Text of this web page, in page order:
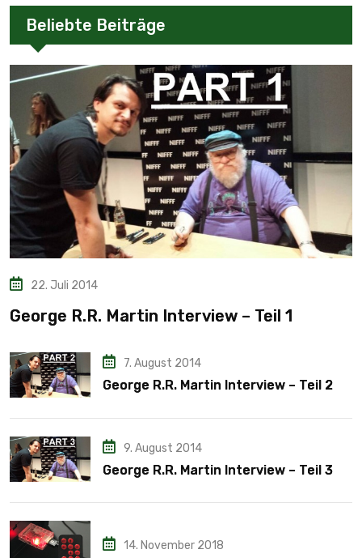
Beliebte Beiträge
22. Juli 2014
George R.R. Martin Interview – Teil 1
7. August 2014
George R.R. Martin Interview – Teil 2
9. August 2014
George R.R. Martin Interview – Teil 3
14. November 2018